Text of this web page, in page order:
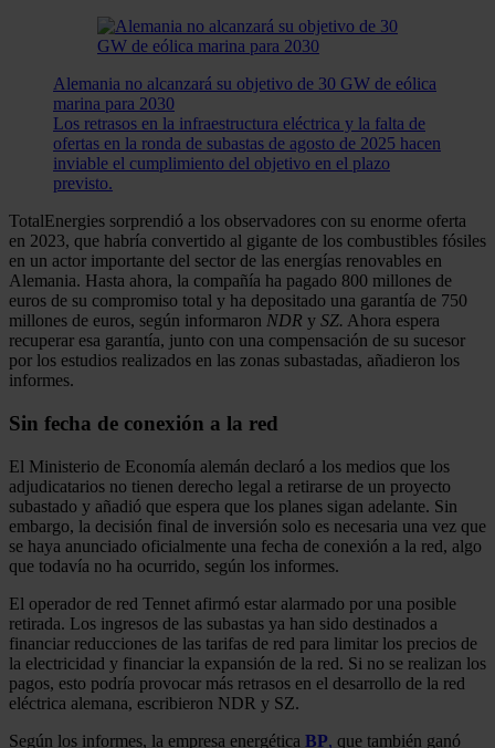
Alemania no alcanzará su objetivo de 30 GW de eólica
marina para 2030
Los retrasos en la infraestructura eléctrica y la falta de
ofertas en la ronda de subastas de agosto de 2025 hacen
inviable el cumplimiento del objetivo en el plazo
previsto.
TotalEnergies sorprendió a los observadores con su enorme oferta
en 2023, que habría convertido al gigante de los combustibles fósiles
en un actor importante del sector de las energías renovables en
Alemania. Hasta ahora, la compañía ha pagado 800 millones de
euros de su compromiso total y ha depositado una garantía de 750
millones de euros, según informaron NDR y SZ. Ahora espera
recuperar esa garantía, junto con una compensación de su sucesor
por los estudios realizados en las zonas subastadas, añadieron los
informes.
Sin fecha de conexión a la red
El Ministerio de Economía alemán declaró a los medios que los
adjudicatarios no tienen derecho legal a retirarse de un proyecto
subastado y añadió que espera que los planes sigan adelante. Sin
embargo, la decisión final de inversión solo es necesaria una vez que
se haya anunciado oficialmente una fecha de conexión a la red, algo
que todavía no ha ocurrido, según los informes.
El operador de red Tennet afirmó estar alarmado por una posible
retirada. Los ingresos de las subastas ya han sido destinados a
financiar reducciones de las tarifas de red para limitar los precios de
la electricidad y financiar la expansión de la red. Si no se realizan los
pagos, esto podría provocar más retrasos en el desarrollo de la red
eléctrica alemana, escribieron NDR y SZ.
Según los informes, la empresa energética BP, que también ganó